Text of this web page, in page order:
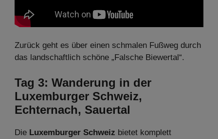
Zurück geht es über einen schmalen Fußweg durch
das landschaftlich schöne „Falsche Biewertal“.
Tag 3: Wanderung in der
Luxemburger Schweiz,
Echternach, Sauertal
Die Luxemburger Schweiz bietet komplett